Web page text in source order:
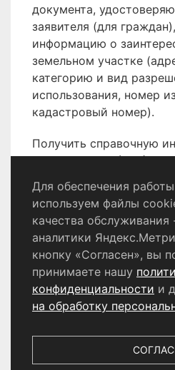
документа,
заявителя (для
информацию о
земельном участке
категорию и вид
использования, номер
кадастровый номер).
Получить справочную
по телефону 8 (496)
Политика
Согласие на обработку
© 2024 - 2026 Сетевое
портал Щёлково».
Выдано Федеральной
связи, информационных
коммуникаций. Учредитель
Для обеспечения
используем файлы
качества обслуживания
аналитики
кнопку «Согласен», вы
принимаете нашу
конфиденциальности и
на обработку